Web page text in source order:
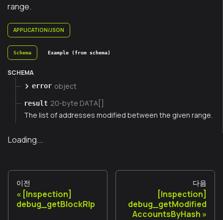
range.
APPLICATION/JSON
Schema Example (from schema)
SCHEMA
error object
result 20-byte DATA[]
The list of addresses modified between the given range.
Loading...
이전
[Inspection]
debug_getBlockRlp
다음
[Inspection]
debug_getModified
AccountsByHash